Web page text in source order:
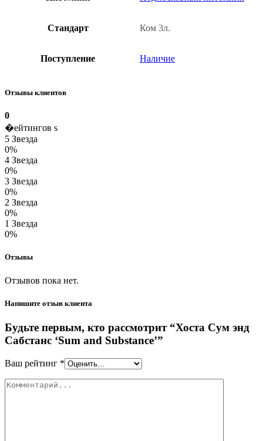
Стандарт Ком 3л.
Поступление Наличие
Отзывы клиентов
0
�ейтингов s
5 Звезда
0%
4 Звезда
0%
3 Звезда
0%
2 Звезда
0%
1 Звезда
0%
Отзывы
Отзывов пока нет.
Напишите отзыв клиента
Будьте первым, кто рассмотрит “Хоста Сум энд
Сабстанс ‘Sum and Substance’”
Ваш рейтинг *